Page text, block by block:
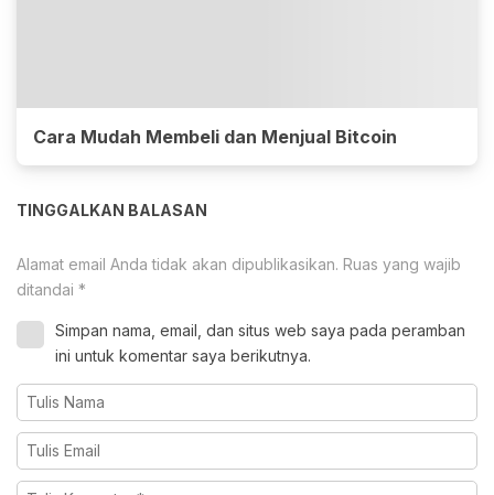
Cara Mudah Membeli dan Menjual Bitcoin
TINGGALKAN BALASAN
Alamat email Anda tidak akan dipublikasikan. Ruas yang wajib
ditandai *
Simpan nama, email, dan situs web saya pada peramban
ini untuk komentar saya berikutnya.